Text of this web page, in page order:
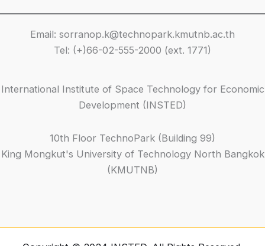
Email: sorranop.k@technopark.kmutnb.ac.th
Tel: (+)66-02-555-2000 (ext. 1771)
International Institute of Space Technology for Economic
Development (INSTED)
10th Floor TechnoPark (Building 99)
King Mongkut's University of Technology North Bangkok
(KMUTNB)